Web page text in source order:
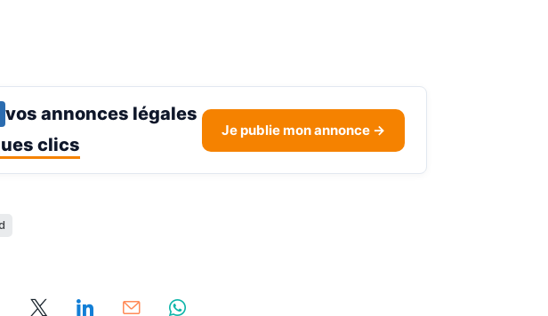
vos annonces légales
clics
Je publie mon annonce →